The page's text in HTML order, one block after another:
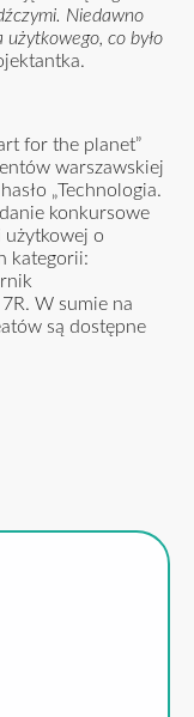
Niedawno
użytkowego, co było
for the planet”
warszawskiej
„Technologia.
konkursowe
użytkowej o
kategorii:
W sumie na
są dostępne